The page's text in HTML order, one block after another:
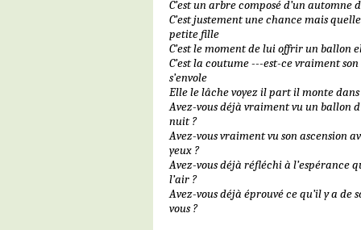
C’est un arbre composé d’un automne
C’est justement une chance mais
petite fille
C’est le moment de lui offrir un ballon
C’est la coutume ---est-ce vraiment
s’envole
Elle le lâche voyez il part il monte
Avez-vous déjà vraiment vu un ballon
nuit ?
Avez-vous vraiment vu son ascension
yeux ?
Avez-vous déjà réfléchi à l’espérance
l’air ?
Avez-vous déjà éprouvé ce qu’il y a
vous ?